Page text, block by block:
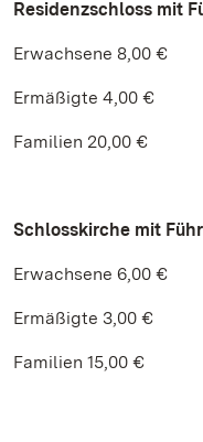
Residenzschloss mit
Erwachsene 8,00 €
Ermäßigte 4,00 €
Familien 20,00 €
Schlosskirche mit
Erwachsene 6,00 €
Ermäßigte 3,00 €
Familien 15,00 €